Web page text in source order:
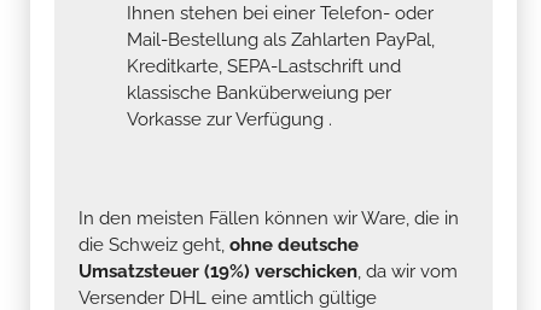
Ihnen stehen bei einer Telefon- oder
Mail-Bestellung als Zahlarten PayPal,
Kreditkarte, SEPA-Lastschrift und
klassische Banküberweiung per
Vorkasse zur Verfügung .
In den meisten Fällen können wir Ware, die in
die Schweiz geht, ohne deutsche
Umsatzsteuer (19%) verschicken, da wir vom
Versender DHL eine amtlich gültige